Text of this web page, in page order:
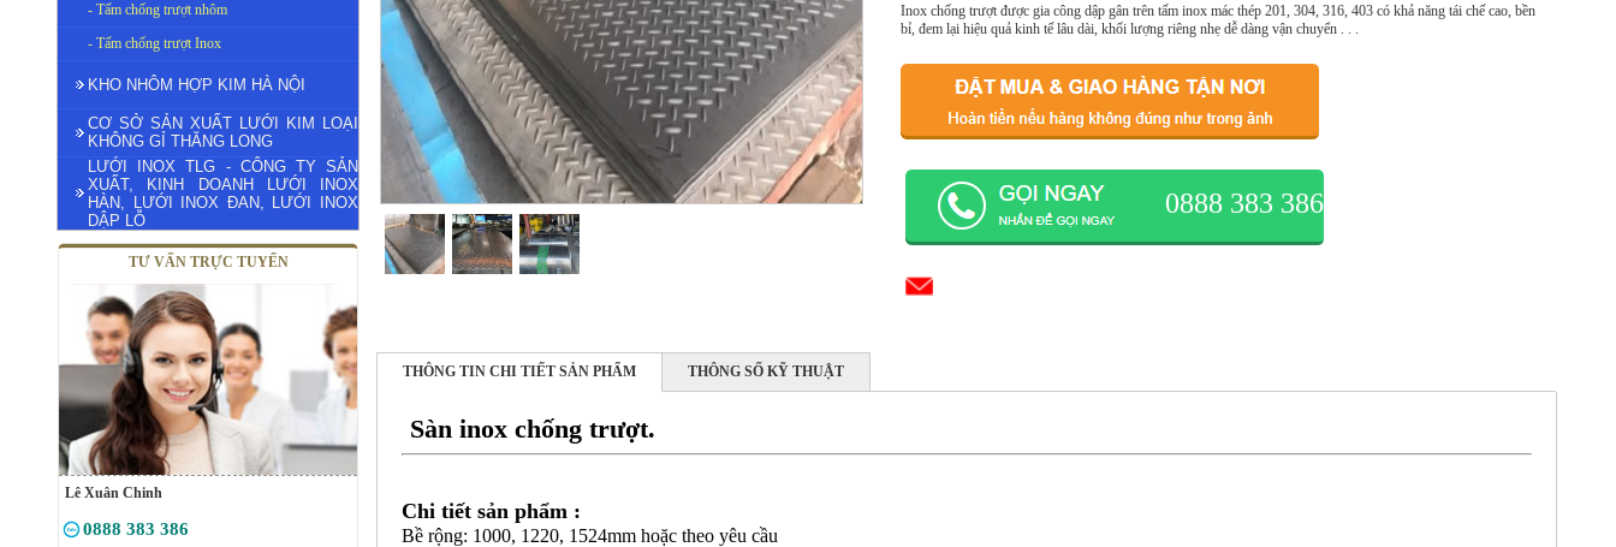
- Tấm chống trượt nhôm
- Tấm chống trượt Inox
KHO NHÔM HỢP KIM HÀ NỘI
CƠ SỞ SẢN XUẤT LƯỚI KIM LOẠI
KHÔNG GỈ THĂNG LONG
LƯỚI INOX TLG - CÔNG TY SẢN
XUẤT, KINH DOANH LƯỚI INOX
HÀN, LƯỚI INOX ĐAN, LƯỚI INOX
DẬP LỖ
TƯ VẤN TRỰC TUYẾN
Lê Xuân Chinh
0888 383 386
Inox chống trượt được gia công dập gân trên tấm inox mác thép 201, 304, 316, 403 có khả năng tái chế cao, bền
bỉ, đem lại hiệu quả kinh tế lâu dài, khối lượng riêng nhẹ dễ dàng vận chuyển . . .
0888 383 386
THÔNG TIN CHI TIẾT SẢN PHẨM THÔNG SỐ KỸ THUẬT
Sàn inox chống trượt.
Chi tiết sản phẩm :
Bề rộng: 1000, 1220, 1524mm hoặc theo yêu cầu